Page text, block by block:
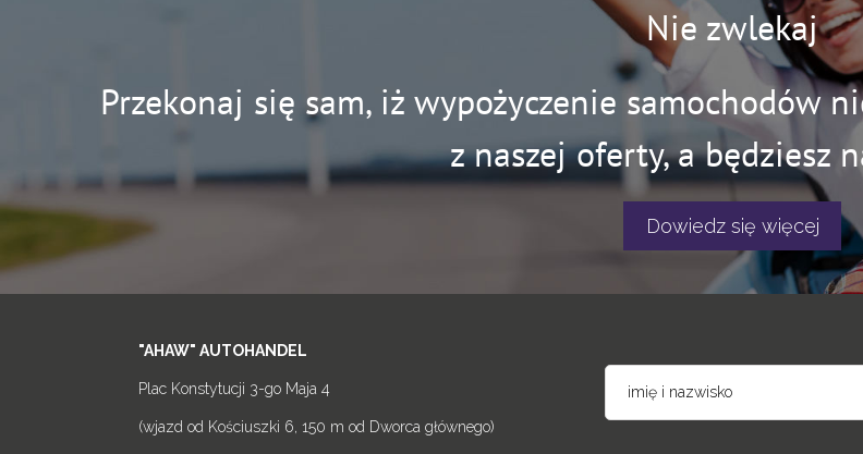
Nie zwlekaj
Przekonaj się sam, iż wypożyczenie samochodów
z naszej oferty, a będziesz
Dowiedz się więcej
"AHAW" AUTOHANDEL
Plac Konstytucji 3-go Maja 4
(wjazd od Kościuszki 6, 150 m od Dworca głównego)